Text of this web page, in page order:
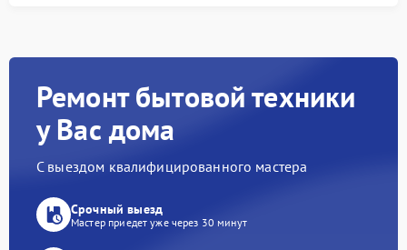
Ремонт бытовой техники
у Вас дома
С выездом квалифицированного мастера
Срочный выезд
Мастер приедет уже через 30 минут